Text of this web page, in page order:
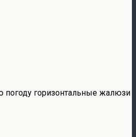
горизонтальные жалюзи